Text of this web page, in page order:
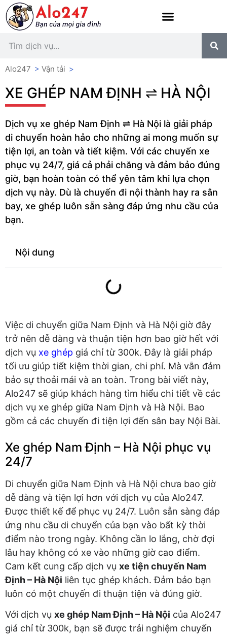
Alo247 > Vận tải >
XE GHÉP NAM ĐỊNH ⇌ HÀ NỘI
Dịch vụ xe ghép Nam Định ⇌ Hà Nội là giải pháp
di chuyển hoàn hảo cho những ai mong muốn sự
tiện lợi, an toàn và tiết kiệm. Với các chuyến xe
phục vụ 24/7, giá cả phải chăng và đảm bảo đúng
giờ, bạn hoàn toàn có thể yên tâm khi lựa chọn
dịch vụ này. Dù là chuyến đi nội thành hay ra sân
bay, xe ghép luôn sẵn sàng đáp ứng nhu cầu của
bạn.
Nội dung
Việc di chuyển giữa Nam Định và Hà Nội giờ đây
trở nên dễ dàng và thuận tiện hơn bao giờ hết với
dịch vụ xe ghép giá chỉ từ 300k. Đây là giải pháp
tối ưu giúp tiết kiệm thời gian, chi phí. Mà vẫn đảm
bảo sự thoải mái và an toàn. Trong bài viết này,
Alo247 sẽ giúp khách hàng tìm hiểu chi tiết về các
dịch vụ xe ghép giữa Nam Định và Hà Nội. Bao
gồm cả các chuyến đi tiện lợi đến sân bay Nội Bài.
Xe ghép Nam Định – Hà Nội phục vụ
24/7
Di chuyển giữa Nam Định và Hà Nội chưa bao giờ
dễ dàng và tiện lợi hơn với dịch vụ của Alo247.
Được thiết kế để phục vụ 24/7. Luôn sẵn sàng đáp
ứng nhu cầu di chuyển của bạn vào bất kỳ thời
điểm nào trong ngày. Không cần lo lắng, chờ đợi
lâu hay không có xe vào những giờ cao điểm.
Cam kết cung cấp dịch vụ xe tiện chuyến Nam
Định – Hà Nội liên tục ghép khách. Đảm bảo bạn
luôn có một chuyến đi thuận tiện và đúng giờ.
Với dịch vụ xe ghép Nam Định – Hà Nội của Alo247
giá chỉ từ 300k, bạn sẽ được trải nghiệm chuyến